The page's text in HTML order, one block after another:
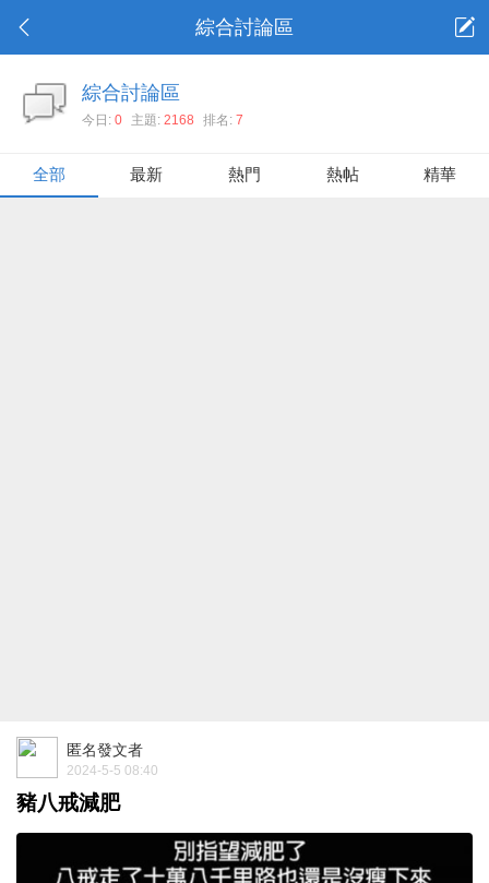
綜合討論區
綜合討論區
今日: 0 主題: 2168 排名: 7
全部 最新 熱門 熱帖 精華
匿名發文者
2024-5-5 08:40
豬八戒減肥